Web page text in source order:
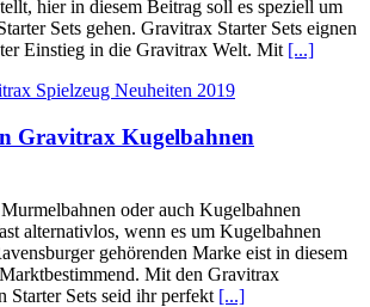
hier in diesem Beitrag soll es speziell um
Sets gehen. Gravitrax Starter Sets eignen
Einstieg in die Gravitrax Welt. Mit [...]
Gravitrax Kugelbahnen
oder auch Kugelbahnen
alternativlos, wenn es um Kugelbahnen
gehörenden Marke eist in diesem
Mit den Gravitrax
Starter Sets seid ihr perfekt [...]